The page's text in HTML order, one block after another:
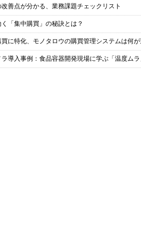
善点が分かる、業務課題チェックリスト
「集中購買」の秘訣とは？
に特化、モノタロウの購買管理システムは何が
導入事例：食品容器開発現場に学ぶ「温度ム